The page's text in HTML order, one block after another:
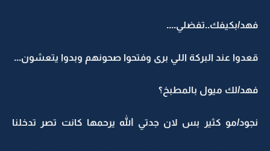
فهد/بكيفك..تفضلي....
قعدوا عند البركة اللي برى وفتحوا صحونهم وبدوا يتعشون...
فهد/لك ميول بالمطبخ؟
نجود/مو كثير بس لان جدتي الله يرحمها كانت تصر تدخلنا